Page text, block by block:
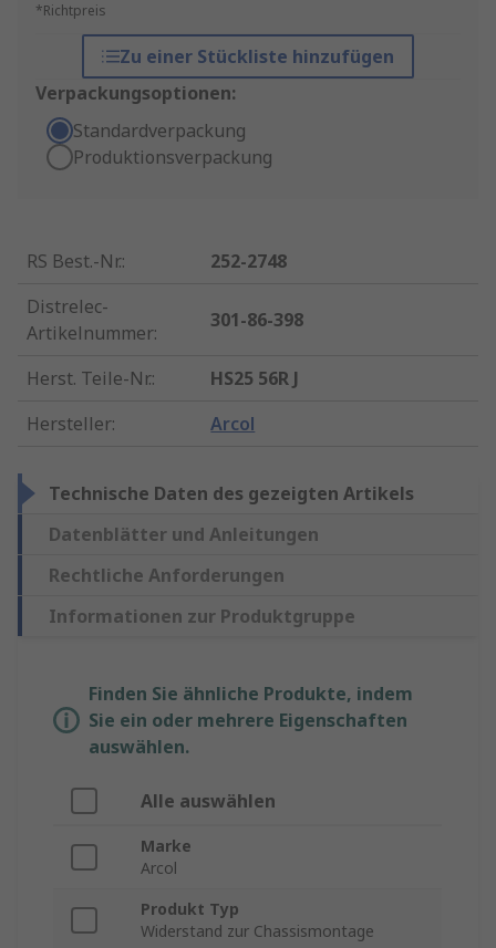
*Richtpreis
Zu einer Stückliste hinzufügen
Verpackungsoptionen:
Standardverpackung
Produktionsverpackung
RS Best.-Nr.:
252-2748
Distrelec-
Artikelnummer:
301-86-398
Herst. Teile-Nr.:
HS25 56R J
Hersteller: Arcol
Technische Daten des gezeigten Artikels
Datenblätter und Anleitungen
Rechtliche Anforderungen
Informationen zur Produktgruppe
Finden Sie ähnliche Produkte, indem
Sie ein oder mehrere Eigenschaften
auswählen.
Alle auswählen
Marke
Arcol
Produkt Typ
Widerstand zur Chassismontage